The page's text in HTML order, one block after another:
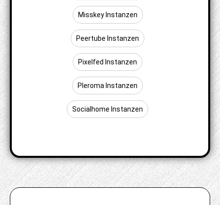
Misskey Instanzen
Peertube Instanzen
Pixelfed Instanzen
Pleroma Instanzen
Socialhome Instanzen